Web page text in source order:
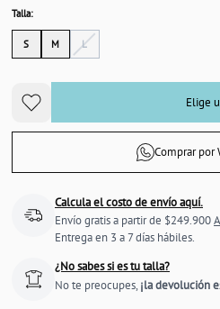
Talla:
S M L
Elige
Comprar por
Calcula el costo de envío aquí.
Envío gratis a partir de $249.900
Entrega en 3 a 7 días hábiles.
¿No sabes si es tu talla?
No te preocupes, ¡la devolución